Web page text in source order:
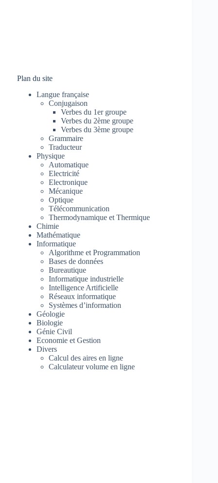
Plan du site
Langue française
Conjugaison
Verbes du 1er groupe
Verbes du 2ème groupe
Verbes du 3ème groupe
Grammaire
Traducteur
Physique
Automatique
Electricité
Electronique
Mécanique
Optique
Télécommunication
Thermodynamique et Thermique
Chimie
Mathématique
Informatique
Algorithme et Programmation
Bases de données
Bureautique
Informatique industrielle
Intelligence Artificielle
Réseaux informatique
Systèmes d’information
Géologie
Biologie
Génie Civil
Economie et Gestion
Divers
Calcul des aires en ligne
Calculateur volume en ligne